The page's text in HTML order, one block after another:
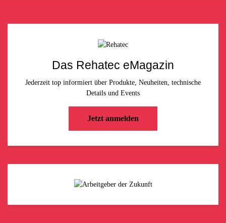
Das Rehatec eMagazin
Jederzeit top informiert über Produkte, Neuheiten, technische
Details und Events
Jetzt anmelden